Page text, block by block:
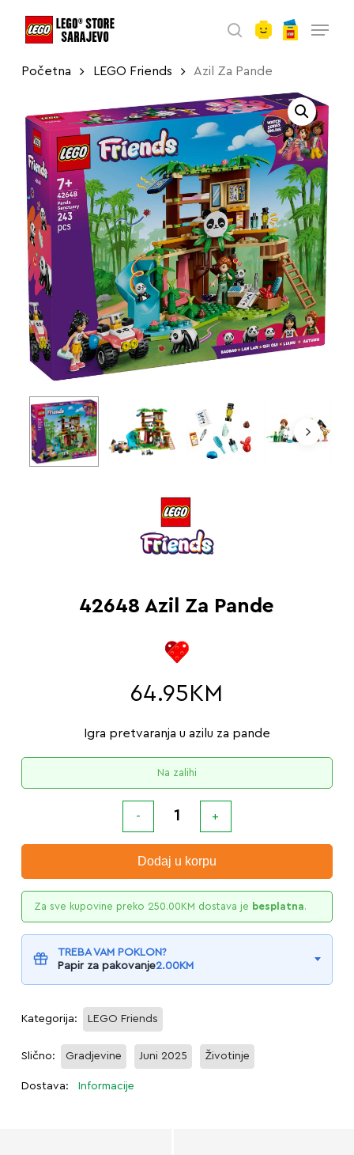
search
Početna LEGO Friends Azil Za Pande
42648 Azil Za Pande
64.95 KM
Igra pretvaranja u azilu za pande
Na zalihi
Dodaj u korpu
Za sve kupovine preko 250.00KM dostava je besplatna.
TREBA VAM POKLON?
Papir za pakovanje2.00KM
Kategorija: LEGO Friends
Slično: Gradjevine Juni 2025 Životinje
Dostava: Informacije